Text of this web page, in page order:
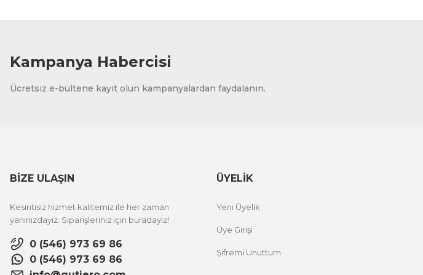
Kampanya Habercisi
Ücretsiz e-bültene kayıt olun kampanyalardan faydalanın.
BİZE ULAŞIN
Kesintisiz hizmet kalitemiz ile her zaman
yanınızdayız. Siparişleriniz için buradayız!
0 (546) 973 69 86
0 (546) 973 69 86
ÜYELİK
Yeni Üyelik
Üye Girişi
Şifremi Unuttum